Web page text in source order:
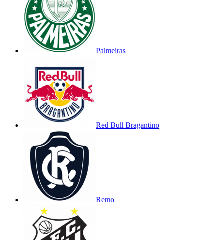
Palmeiras
Red Bull Bragantino
Remo